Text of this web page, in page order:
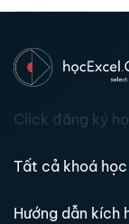
Click đăng ký
Tất cả khoá học
Hướng dẫn kích